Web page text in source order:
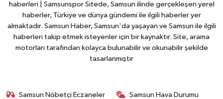
haberleri | Samsunspor Sitede, Samsun ilinde gerçekleşen yerel
haberler, Türkiye ve dünya gündemi ile ilgili haberler yer
almaktadır. Samsun Haber, Samsun'da yaşayan ve Samsun ile ilgili
haberleri takip etmek isteyenler için bir kaynaktır. Site, arama
motorları tarafından kolayca bulunabilir ve okunabilir şekilde
tasarlanmıştır
Samsun Nöbetçi Eczaneler Samsun Hava Durumu